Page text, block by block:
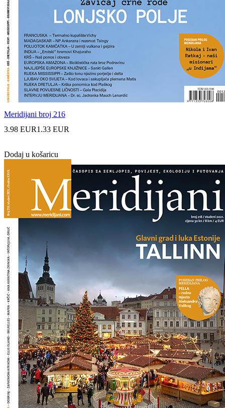
Meridijani broj 216
3.98 EUR1.33 EUR
Dodaj u košaricu